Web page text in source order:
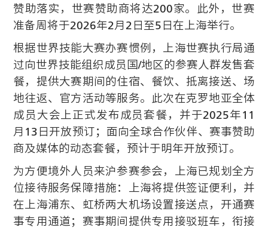
赞助落实，世赛赞助商将达200家。此外，世赛
准备周将于2026年2月2日至5日在上海举行。
根据世界技能大赛办赛惯例，上海世赛执行局通
过向世界技能组织成员国/地区的参赛人群发售套
餐，提供大赛期间的住宿、餐饮、抵离接送、场
地往返、官方活动等服务。此次在克罗地亚全体
成员大会上正式发布成员套餐，并于2025年11
月13日开放预订；面向全球合作伙伴、赛事赞助
商及媒体的动态套餐，预计于明年开放预订。
为方便境外人员来沪参赛参会，上海已规划全方
位接待服务保障措施：上海将提供签证便利，并
在上海浦东、虹桥两大机场设置接送点，开通赛
事专用通道；赛事期间提供专用接驳班车，衔接